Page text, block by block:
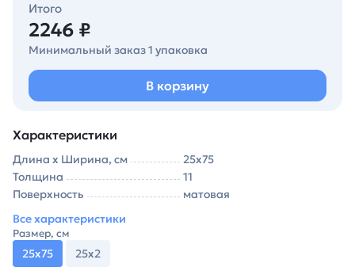
Итого
2246 ₽
Минимальный заказ 1 упаковка
В корзину
Характеристики
Длина х Ширина, см
25х75
Толщина
11
Поверхность
матовая
Все характеристики
Размер, см
25х75 25х2